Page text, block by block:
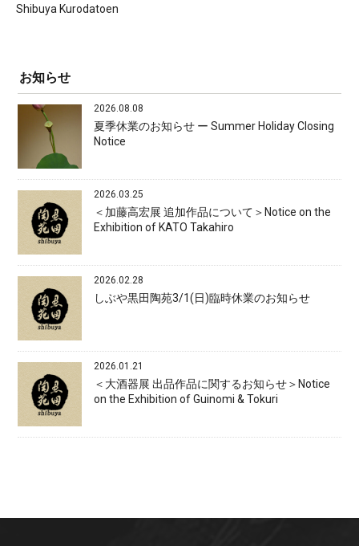
Shibuya Kurodatoen
お知らせ
2026.08.08
夏季休業のお知らせ ー Summer Holiday Closing
Notice
2026.03.25
＜加藤高宏展 追加作品について＞Notice on the
Exhibition of KATO Takahiro
2026.02.28
しぶや黒田陶苑3/1(日)臨時休業のお知らせ
2026.01.21
＜大酒器展 出品作品に関するお知らせ＞Notice
on the Exhibition of Guinomi & Tokuri